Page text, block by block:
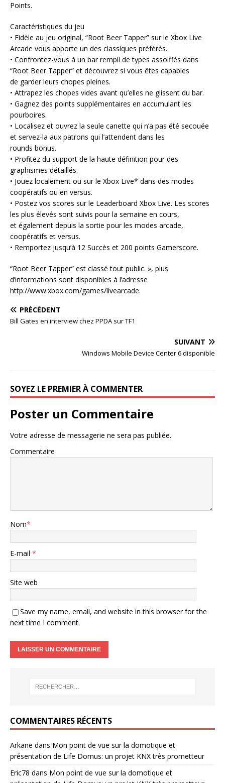
Points.
Caractéristiques du jeu
• Fidèle au jeu original, “Root Beer Tapper” sur le Xbox Live
Arcade vous apporte un des classiques préférés.
• Confrontez-vous à un bar rempli de types assoiffés dans
“Root Beer Tapper” et découvrez si vous êtes capables
de garder leurs chopes pleines.
• Attrapez les chopes vides avant qu’elles ne glissent du bar.
• Gagnez des points supplémentaires en accumulant les
pourboires.
• Localisez et ouvrez la seule canette qui n’a pas été secouée
et servez-la aux patrons qui l’attendent dans les
rounds bonus.
• Profitez du support de la haute définition pour des
graphismes détaillés.
• Jouez localement ou sur le Xbox Live* dans des modes
coopératifs ou en versus.
• Postez vos scores sur le Leaderboard Xbox Live. Les scores
les plus élevés sont suivis pour la semaine en cours,
et également depuis la sortie pour les modes arcade,
coopératifs et versus.
• Remportez jusqu’à 12 Succès et 200 points Gamerscore.
“Root Beer Tapper” est classé tout public. », plus
d’informations sont disponibles à l’adresse
http://www.xbox.com/games/livearcade.
PRÉCÉDENT
Bill Gates en interview chez PPDA sur TF1
SUIVANT
Windows Mobile Device Center 6 disponible
SOYEZ LE PREMIER À COMMENTER
Poster un Commentaire
Votre adresse de messagerie ne sera pas publiée.
Commentaire
Nom*
E-mail *
Site web
Save my name, email, and website in this browser for the
next time I comment.
COMMENTAIRES RÉCENTS
Arkane dans Mon point de vue sur la domotique et
présentation de Life Domus: un projet KNX très prometteur
Eric78 dans Mon point de vue sur la domotique et